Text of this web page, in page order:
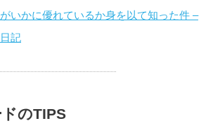
いかに優れているか身を以て知った件 –
記
のTIPS